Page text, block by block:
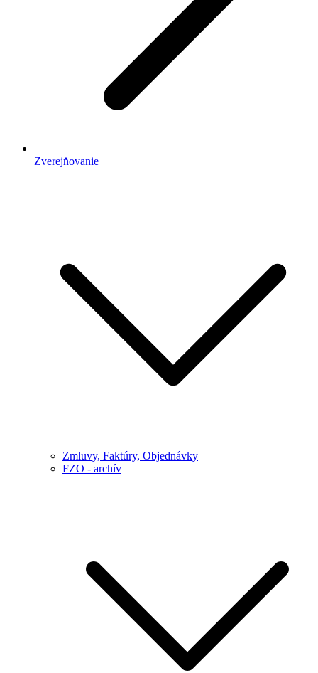
Zverejňovanie
Zmluvy, Faktúry, Objednávky
FZO - archív